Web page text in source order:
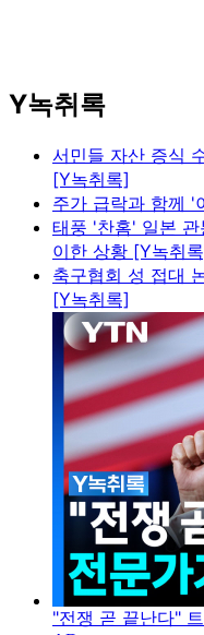
Y녹취록
서민들 자산 증식
[Y녹취록]
주가 급락과 함께 '
태풍 '찬홈' 일본
이한 상황 [Y녹취
축구협회 성 접대
[Y녹취록]
"전쟁 곧 끝난다"